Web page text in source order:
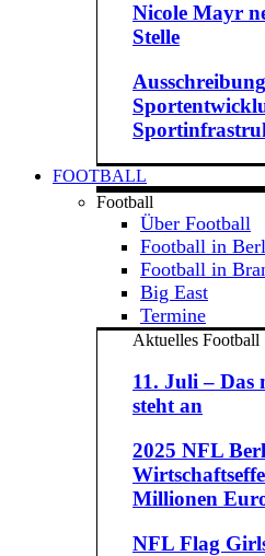
Nicole Mayr
Stelle
FOOTBALL
Football
Über Football
Football in
Football in
Big East
Termine
Aktuelles Football
11. Juli – Das
steht an
2025 NFL
Millionen
NFL Flag